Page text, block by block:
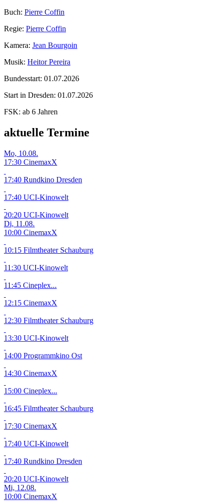
Buch: Pierre Coffin
Regie: Pierre Coffin
Kamera: Jean Bourgoin
Musik: Heitor Pereira
Bundesstart: 01.07.2026
Start in Dresden: 01.07.2026
FSK: ab 6 Jahren
aktuelle Termine
Mo, 10.08.
17:30 CinemaxX
17:40 Rundkino Dresden
17:40 UCI-Kinowelt
20:20 UCI-Kinowelt
Di, 11.08.
10:00 CinemaxX
10:15 Filmtheater Schauburg
11:30 UCI-Kinowelt
11:45 Cineplex...
12:15 CinemaxX
12:30 Filmtheater Schauburg
13:30 UCI-Kinowelt
14:00 Programmkino Ost
14:30 CinemaxX
15:00 Cineplex...
16:45 Filmtheater Schauburg
17:30 CinemaxX
17:40 UCI-Kinowelt
17:40 Rundkino Dresden
20:20 UCI-Kinowelt
Mi, 12.08.
10:00 CinemaxX